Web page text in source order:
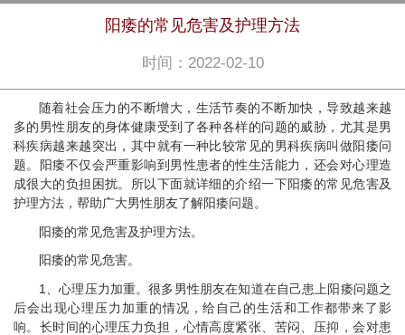
阳痿的常见危害及护理方法
时间：2022-02-10
随着社会压力的不断增大，生活节奏的不断加快，导致越来越
多的男性朋友的身体健康受到了各种各样的问题的威胁，尤其是男
科疾病越来越突出，其中就有一种比较常见的男科疾病叫做阳痿问
题。阳痿不仅会严重影响到男性患者的性生活能力，还会对心理造
成很大的负担困扰。所以下面就详细的介绍一下阳痿的常见危害及
护理方法，帮助广大男性朋友了解阳痿问题。
​阳痿的常见危害及护理方法。
阳痿的常见危害。
1、心理压力加重。很多男性朋友在知道在自己患上阳痿问题之
后会出现心理压力加重的情况，给自己的生活和工作都带来了影
响。长时间的心理压力负担，心情高度紧张、苦闷、压抑，会对患